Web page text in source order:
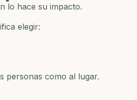
lo hace su impacto.
elegir:
personas como al lugar.